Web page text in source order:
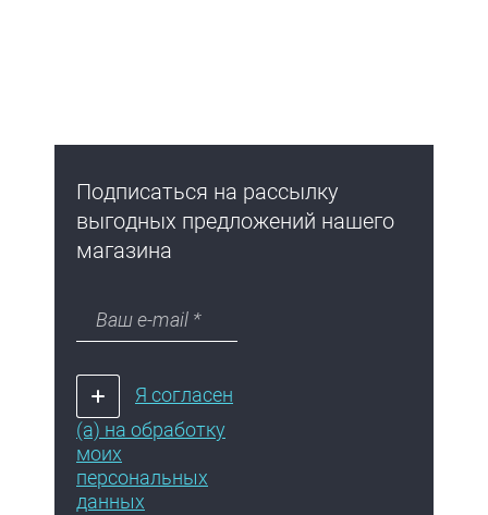
Подписаться на рассылку
выгодных предложений нашего
магазина
Я согласен
(а) на обработку
моих
персональных
данных